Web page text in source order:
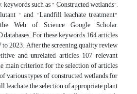
such as " Constructed wetlands",
" and "Landfill leachate treatment"
Web of Science, Google Scholar,
For these keywords, 164 articles
2023. After the screening, quality review
and unrelated articles, 107 relevant
main criterion for the selection of articles
various types of constructed wetlands for
leachate, the selection of appropriate plant